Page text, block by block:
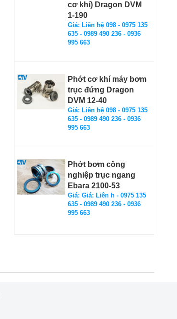
cơ khí) Dragon DVM
1-190
Giá: Liên hệ 098 - 0975 135
635 - 0989 490 236 - 0936
995 663
Phớt cơ khí máy bơm
trục đứng Dragon
DVM 12-40
Giá: Liên hệ 098 - 0975 135
635 - 0989 490 236 - 0936
995 663
Phớt bơm công
nghiệp trục ngang
Ebara 2100-53
Giá: Giá: Liên h - 0975 135
635 - 0989 490 236 - 0936
995 663